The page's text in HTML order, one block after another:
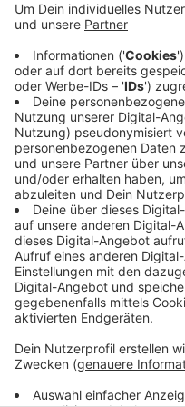
Neuhaus stand in der
Spiel für Deutschland
zwischenzeitlichen 2:1
der 59. Minute
ist gestern Abend nicht
Spiel ging 3:3 aus, in
noch ausgeglichen.
Anzeige
Anzeige